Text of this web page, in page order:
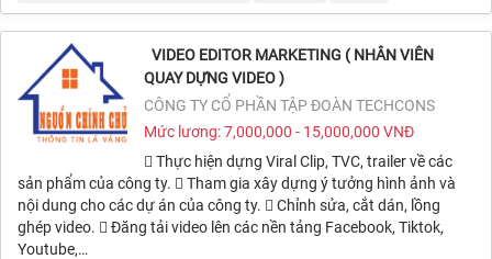
VIDEO EDITOR MARKETING ( NHÂN VIÊN
QUAY DỰNG VIDEO )
CÔNG TY CỔ PHẦN TẬP ĐOÀN TECHCONS
Mức lương: 7,000,000 - 15,000,000 VNĐ
 Thực hiện dựng Viral Clip, TVC, trailer về các
sản phẩm của công ty.  Tham gia xây dựng ý tưởng hình ảnh và
nội dung cho các dự án của công ty.  Chỉnh sửa, cắt dán, lồng
ghép video.  Đăng tải video lên các nền tảng Facebook, Tiktok,
Youtube,…